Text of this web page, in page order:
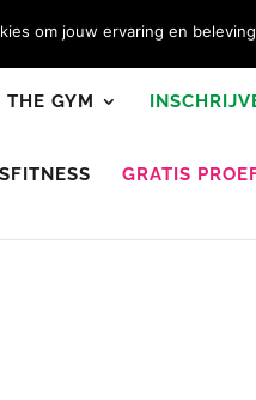
THE GYM
GRATIS
om jouw ervaring en